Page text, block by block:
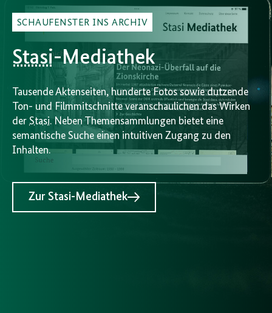
SCHAUFENSTER INS ARCHIV
Stasi-Mediathek
Tausende Aktenseiten, hunderte Fotos sowie dutzende
Ton- und Filmmitschnitte veranschaulichen das Wirken
der Stasi. Neben Themensammlungen bietet eine
semantische Suche einen intuitiven Zugang zu den
Inhalten.
Zur Stasi-Mediathek